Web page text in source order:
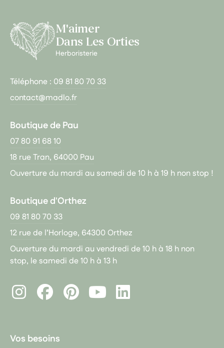
M'aimer
Dans Les Orties
Herboristerie
Téléphone : 09 81 80 70 33
contact@madlo.fr
Boutique de Pau
07 80 91 68 10
18 rue Tran, 64000 Pau
Ouverture du mardi au samedi de 10 h à 19 h non stop !
Boutique d'Orthez
09 81 80 70 33
12 rue de l’Horloge, 64300 Orthez
Ouverture du mardi au vendredi de 10 h à 18 h non
stop, le samedi de 10 h à 13 h
InstagramFacebookPinterest
LinkedIn
Vos besoins